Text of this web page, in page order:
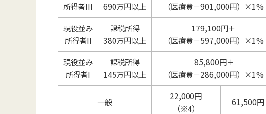
所得者III
690万円以上
（医療費－901,000円）×1%
現役並み
所得者II
課税所得
380万円以上
179,100円＋
（医療費－597,000円）×1%
現役並み
所得者I
課税所得
145万円以上
85,800円＋
（医療費－286,000円）×1%
一般
22,000円
（※4）
61,500円